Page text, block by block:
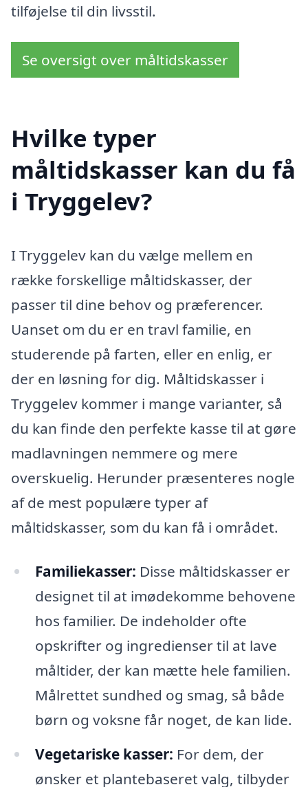
tilføjelse til din livsstil.
Se oversigt over måltidskasser
Hvilke typer
måltidskasser kan du få
i Tryggelev?
I Tryggelev kan du vælge mellem en
række forskellige måltidskasser, der
passer til dine behov og præferencer.
Uanset om du er en travl familie, en
studerende på farten, eller en enlig, er
der en løsning for dig. Måltidskasser i
Tryggelev kommer i mange varianter, så
du kan finde den perfekte kasse til at gøre
madlavningen nemmere og mere
overskuelig. Herunder præsenteres nogle
af de mest populære typer af
måltidskasser, som du kan få i området.
Familiekasser: Disse måltidskasser er
designet til at imødekomme behovene
hos familier. De indeholder ofte
opskrifter og ingredienser til at lave
måltider, der kan mætte hele familien.
Målrettet sundhed og smag, så både
børn og voksne får noget, de kan lide.
Vegetariske kasser: For dem, der
ønsker et plantebaseret valg, tilbyder